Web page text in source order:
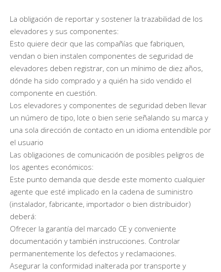
La obligación de reportar y sostener la trazabilidad de los
elevadores y sus componentes:
Esto quiere decir que las compañías que fabriquen,
vendan o bien instalen componentes de seguridad de
elevadores deben registrar, con un mínimo de diez años,
dónde ha sido comprado y a quién ha sido vendido el
componente en cuestión.
Los elevadores y componentes de seguridad deben llevar
un número de tipo, lote o bien serie señalando su marca y
una sola dirección de contacto en un idioma entendible por
el usuario
Las obligaciones de comunicación de posibles peligros de
los agentes económicos:
Este punto demanda que desde este momento cualquier
agente que esté implicado en la cadena de suministro
(instalador, fabricante, importador o bien distribuidor)
deberá:
Ofrecer la garantía del marcado CE y conveniente
documentación y también instrucciones. Controlar
permanentemente los defectos y reclamaciones.
Asegurar la conformidad inalterada por transporte y